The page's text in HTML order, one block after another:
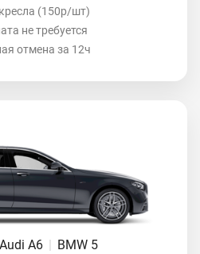
(150р/шт)
не требуется
отмена за 12ч
Audi A6 | BMW 5